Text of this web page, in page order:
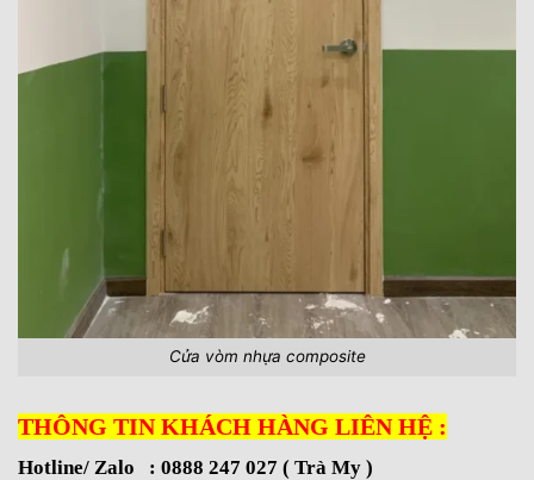
Cửa vòm nhựa composite
THÔNG TIN KHÁCH HÀNG LIÊN HỆ :
Hotline/ Zalo : 0888 247 027 ( Trà My )